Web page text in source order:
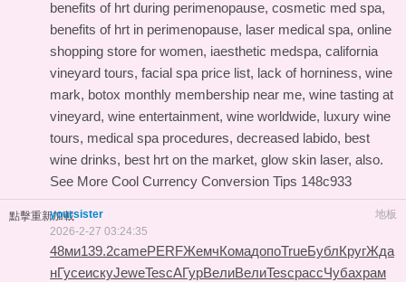
benefits of hrt during perimenopause, cosmetic med spa,
benefits of hrt in perimenopause, laser medical spa, online
shopping store for women, iaesthetic medspa, california
vineyard tours, facial spa price list, lack of horniness, wine
mark, botox monthly membership near me, wine tasting at
vineyard, wine entertainment, wine worldwide, luxury wine
tours, medical spa procedures, decreased labido, best
wine drinks, best hrt on the market, glow skin laser, also.
See More Cool Currency Conversion Tips 148c933
點擊重新加載 地板
yoursister
2026-2-27 03:24:35
48ми139.2camePERFЖемчКомадопоTrueБублКругЖда
нГусеискуJeweTescАГурВелиВелиTescрассЧубахрам